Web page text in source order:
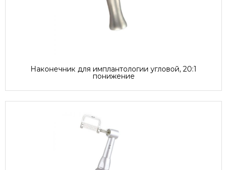
Наконечник для имплантологии угловой, 20:1
понижение